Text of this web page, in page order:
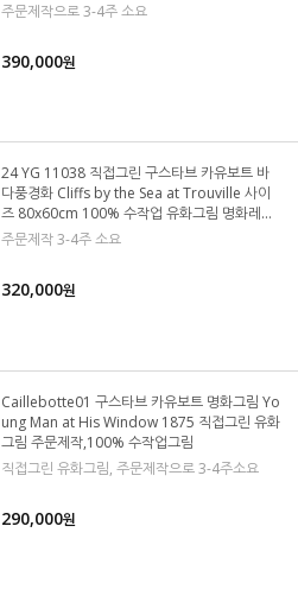
주문제작으로 3-4주 소요
390,000원
24 YG 11038 직접그린 구스타브 카유보트 바
다풍경화 Cliffs by the Sea at Trouville 사이
즈 80x60cm 100% 수작업 유화그림 명화레플
리카
주문제작 3-4주 소요
320,000원
Caillebotte01 구스타브 카유보트 명화그림 Yo
ung Man at His Window 1875 직접그린 유화
그림 주문제작,100% 수작업그림
직접그린 유화그림, 주문제작으로 3-4주소요
290,000원